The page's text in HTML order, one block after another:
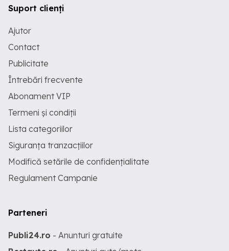
Suport clienți
Ajutor
Contact
Publicitate
Întrebări frecvente
Abonament VIP
Termeni și condiții
Lista categoriilor
Siguranța tranzacțiilor
Modifică setările de confidențialitate
Regulament Campanie
Parteneri
Publi24.ro - Anunturi gratuite